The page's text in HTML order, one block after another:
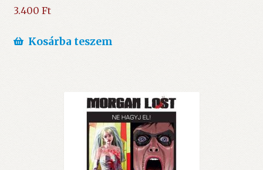
3.400 Ft
Kosárba teszem